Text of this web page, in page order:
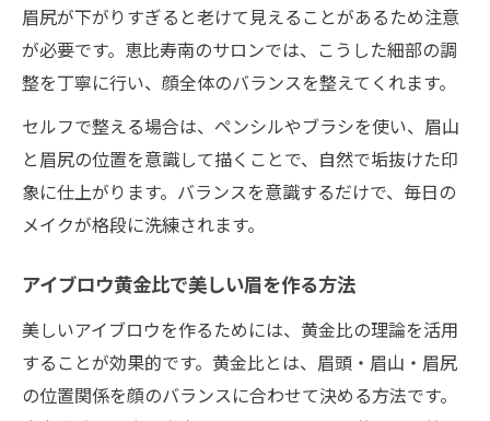
眉尻が下がりすぎると老けて見えることがあるため注意
が必要です。恵比寿南のサロンでは、こうした細部の調
整を丁寧に行い、顔全体のバランスを整えてくれます。
セルフで整える場合は、ペンシルやブラシを使い、眉山
と眉尻の位置を意識して描くことで、自然で垢抜けた印
象に仕上がります。バランスを意識するだけで、毎日の
メイクが格段に洗練されます。
アイブロウ黄金比で美しい眉を作る方法
美しいアイブロウを作るためには、黄金比の理論を活用
することが効果的です。黄金比とは、眉頭・眉山・眉尻
の位置関係を顔のバランスに合わせて決める方法です。